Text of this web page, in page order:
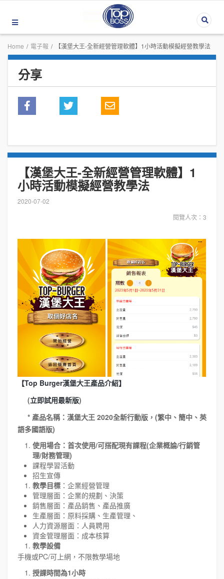
Home / 電子報 / 【漢堡大王-全新經營管理軟體】1小時活動模擬經營教學法
分享
【漢堡大王-全新經營管理軟體】1
小時活動模擬經營教學法
2020-07-02
閱覽人次：3
【Top Burger漢堡大王產品介紹】
(立即試用最新版)
* 產品名稱：漢堡大王 2020全新行動版，(繁中、簡中、英
語多國語版)
使用場合：首次使用/可搭配現有課程(企業概論/行銷管
理/財務管理)
課程學習活動
招生宣傳
教學目標 ：企業經營管理
管理層面：企業的規劃、決策
銷售層面：產品銷售、產品推廣
生產層面：原料採購、生產管理、
人力資源層面：人員聘用
資金管理層面：成本核算
教學設備
手機或PC/可上網，不限教學場地
授課時間為1小時